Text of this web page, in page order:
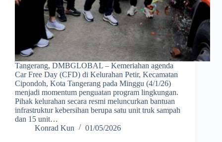
Tangerang, DMBGLOBAL – Kemeriahan agenda
Car Free Day (CFD) di Kelurahan Petir, Kecamatan
Cipondoh, Kota Tangerang pada Minggu (4/1/26)
menjadi momentum penguatan program lingkungan.
Pihak kelurahan secara resmi meluncurkan bantuan
infrastruktur kebersihan berupa satu unit truk sampah
dan 15 unit…
Konrad Kun
01/05/2026